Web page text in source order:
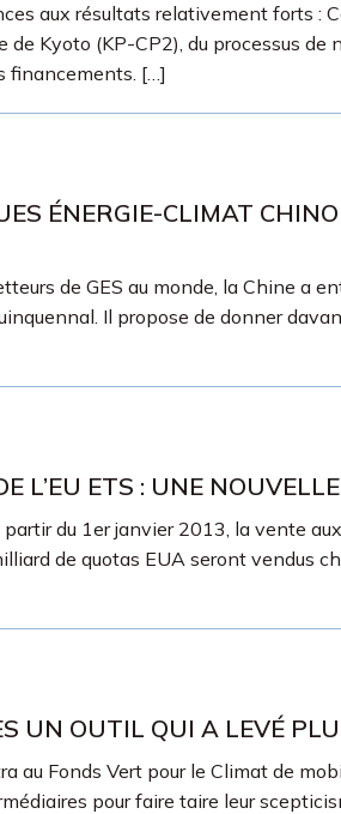
aux résultats relativement forts
de Kyoto (KP-CP2), du processus
financements. […]
ÉNERGIE-CLIMAT
de GES au monde, la Chine a
Il propose de donner
L’EU ETS : UNE
du 1er janvier 2013, la vente
de quotas EUA seront vendus
UN OUTIL QUI A LEVÉ
au Fonds Vert pour le Climat de
pour faire taire leur